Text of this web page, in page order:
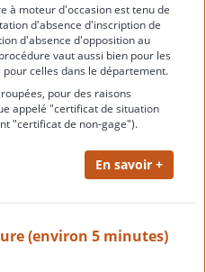
à moteur d'occasion est tenu de
d'absence d'inscription de
d'absence d'opposition au
vaut aussi bien pour les
celles dans le département.
pour des raisons
appelé "certificat de situation
"certificat de non-gage").
(environ 5 minutes)